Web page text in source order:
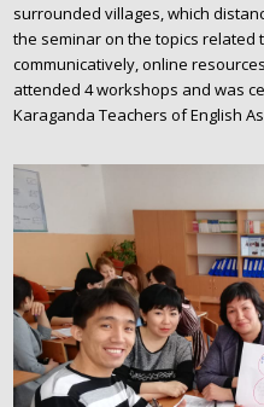
surrounded villages, which
the seminar on the topics related
communicatively, online
attended 4 workshops and was
Karaganda Teachers of English